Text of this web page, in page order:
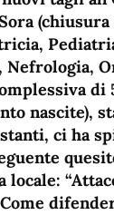
(chiusura
Nefrologia,
di
nascite),
ci ha
locale: